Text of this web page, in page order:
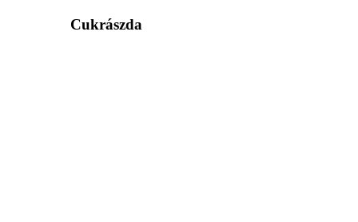
Cukrászda